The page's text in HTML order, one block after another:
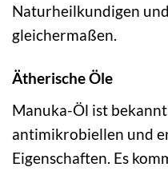
Naturheilkundigen
gleichermaßen.
Ätherische Öle
Manuka-Öl ist
antimikrobiellen und
Eigenschaften. Es